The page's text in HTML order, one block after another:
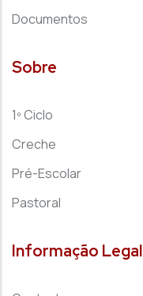
Documentos
Sobre
1º Ciclo
Creche
Pré-Escolar
Pastoral
Informação Legal